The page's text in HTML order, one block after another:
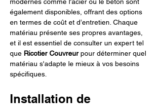
également disponibles, offrant des options
en termes de coût et d’entretien. Chaque
matériau présente ses propres avantages,
et il est essentiel de consulter un expert tel
que Ricotier Couvreur pour déterminer quel
matériau s'adapte le mieux à vos besoins
spécifiques.
Installation de